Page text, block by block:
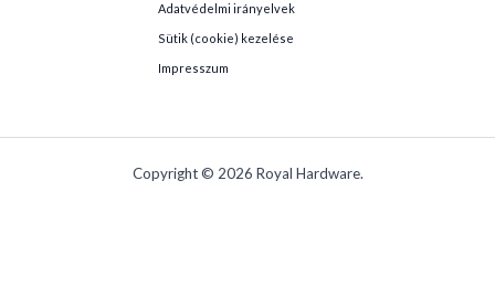
Adatvédelmi irányelvek
Sütik (cookie) kezelése
Impresszum
Copyright © 2026 Royal Hardware.